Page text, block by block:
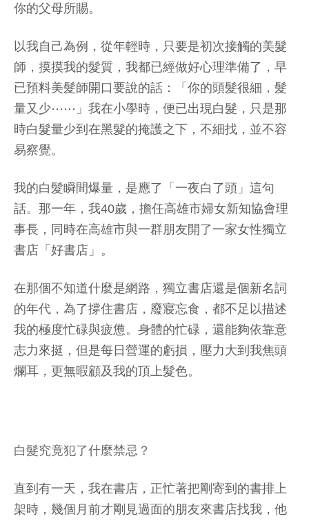
你的父母所賜。
以我自己為例，從年輕時，只要是初次接觸的美髮
師，摸摸我的髮質，我都已經做好心理準備了，早
已預料美髮師開口要說的話：「你的頭髮很細，髮
量又少⋯⋯」我在小學時，便已出現白髮，只是那
時白髮量少到在黑髮的掩護之下，不細找，並不容
易察覺。
我的白髮瞬間爆量，是應了「一夜白了頭」這句
話。那一年，我40歲，擔任高雄市婦女新知協會理
事長，同時在高雄市與一群朋友開了一家女性獨立
書店「好書店」。
在那個不知道什麼是網路，獨立書店還是個新名詞
的年代，為了撐住書店，廢寢忘食，都不足以描述
我的極度忙碌與疲憊。身體的忙碌，還能夠依靠意
志力來挺，但是每日營運的虧損，壓力大到我焦頭
爛耳，更無暇顧及我的頂上髮色。
白髮究竟犯了什麼禁忌？
直到有一天，我在書店，正忙著把剛寄到的書排上
架時，幾個月前才剛見過面的朋友來書店找我，他